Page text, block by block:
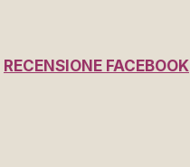
RECENSIONE FACEBOOK